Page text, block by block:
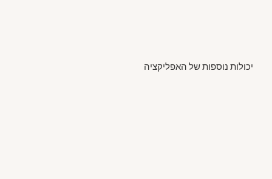
יכולות נוספות של האפליקציה